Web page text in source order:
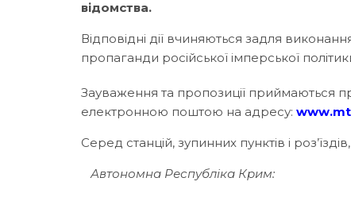
відомства.
Відповідні дії вчиняються задля
пропаганди російської імперської
Зауваження та пропозиції приймаються
електронною поштою на адресу:
Серед станцій, зупинних пунктів і
Автономна Республіка Крим: